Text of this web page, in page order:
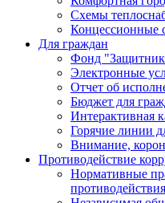
Схемы
Концессионные
Для граждан
Фонд
Электронные
Отчет об
Бюджет для
Интерактивная
Горячие линии
Внимание,
Противодействие
Нормативные